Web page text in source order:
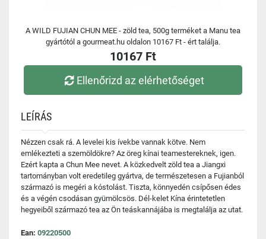
A WILD FUJIAN CHUN MEE - zöld tea, 500g terméket a Manu tea
gyártótól a gourmeat.hu oldalon 10167 Ft - ért találja.
10167 Ft
Ellenőrizd az elérhetőséget
LEÍRÁS
Nézzen csak rá. A levelei kis ívekbe vannak kötve. Nem
emlékezteti a szemöldökre? Az öreg kínai teamestereknek, igen.
Ezért kapta a Chun Mee nevet. A közkedvelt zöld tea a Jiangxi
tartományban volt eredetileg gyártva, de természetesen a Fujianból
származó is megéri a kóstolást. Tiszta, könnyedén csípősen édes
és a végén csodásan gyümölcsös. Dél-kelet Kína érintetetlen
hegyeiből származó tea az Ön teáskannájába is megtalálja az utat.
Ean: 09220500